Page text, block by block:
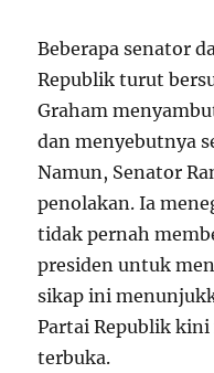
Beberapa senator
Republik turut
Graham
dan menyebutnya
Namun, Senator
penolakan. Ia
tidak pernah
presiden untuk
sikap ini
Partai Republik
terbuka.